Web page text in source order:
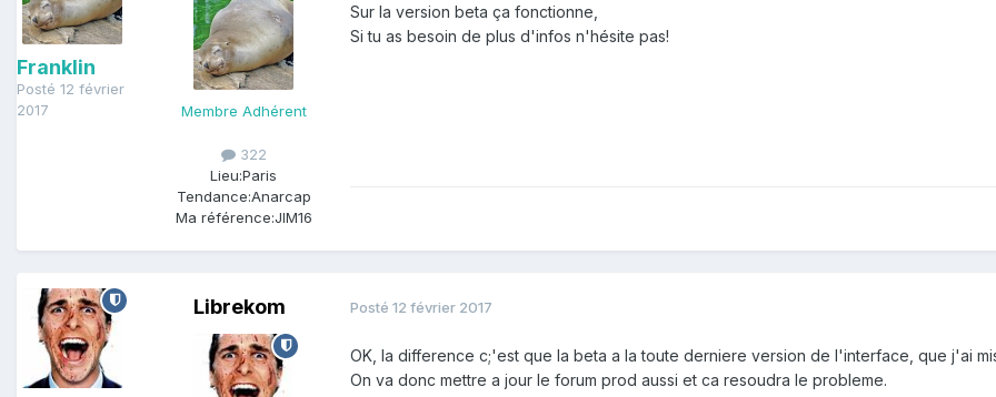
Franklin
Posté 12 février
2017
Membre Adhérent
322
Lieu:Paris
Tendance:Anarcap
Ma référence:JIM16
Sur la version beta ça fonctionne,
Si tu as besoin de plus d'infos n'hésite pas!
Librekom Posté12 février 2017
OK, la difference c;'est que la beta a la toute derniere version de l'interface, que j'ai
On va donc mettre a jour le forum prod aussi et ca resoudra le probleme.